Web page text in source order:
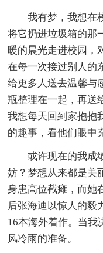
我有梦，我想在
将它扔进垃圾箱的那
暖的晨光走进校园，
在每一次接过别人的
给更多人送去温馨与
瓶整理在一起，再送
我想每天回到家抱抱
的趣事，看他们眼中
或许现在的我成
妨？梦想从来都是美
身患高位截瘫，而她
后张海迪以惊人的毅
16本海外着作。当我
风冷雨的准备。